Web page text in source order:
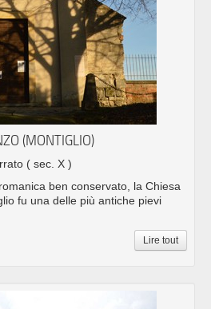
(MONTIGLIO)
( sec. X )
ben conservato, la Chiesa
fu una delle più antiche pievi
Lire tout